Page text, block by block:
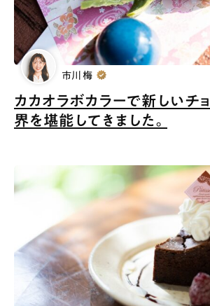
カカオラボカラーで新しいチ
界を堪能してきました。
市川 梅